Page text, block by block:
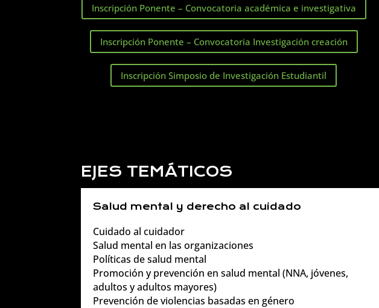
Inscripción Ponente – Convocatoria académica e investigativa
Inscripción Ponente – Convocatoria Investigación creación
Inscripción Simposio de Investigación Estudiantil
EJES TEMÁTICOS
Salud mental y derecho al cuidado
Cuidado al cuidador
Salud mental en las organizaciones
Políticas de salud mental
Promoción y prevención en salud mental (NNA, jóvenes,
adultos y adultos mayores)
Prevención de violencias basadas en género